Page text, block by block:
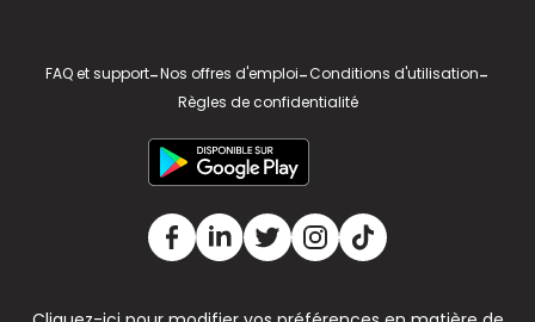
FAQ et support-Nos offres d'emploi-Conditions d'utilisation-
Règles de confidentialité